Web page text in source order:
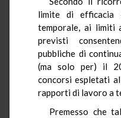
limite di efficacia
temporale, ai limiti
previsti
pubbliche di
(ma solo per) il
concorsi espletati
rapporti di lavoro a
Premesso che